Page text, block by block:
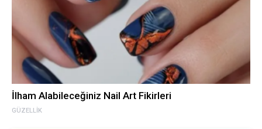
GÜZELLIK
İlham Alabileceğiniz Nail Art Fikirleri